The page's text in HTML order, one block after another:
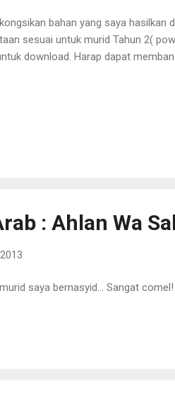
bahan yang saya hasilkan
sesuai untuk murid Tahun 2(
download. Harap dapat
: Ahlan Wa
saya bernasyid... Sangat comel!